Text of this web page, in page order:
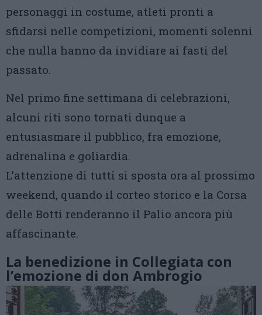
personaggi in costume, atleti pronti a
sfidarsi nelle competizioni, momenti solenni
che nulla hanno da invidiare ai fasti del
passato.
Nel primo fine settimana di celebrazioni,
alcuni riti sono tornati dunque a
entusiasmare il pubblico, fra emozione,
adrenalina e goliardia.
L’attenzione di tutti si sposta ora al prossimo
weekend, quando il corteo storico e la Corsa
delle Botti renderanno il Palio ancora più
affascinante.
La benedizione in Collegiata con
l’emozione di don Ambrogio